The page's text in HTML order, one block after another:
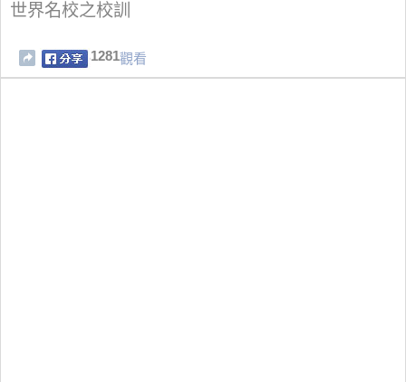
世界名校之校訓
1281觀看